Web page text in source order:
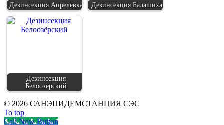
Дезинсекция Апрелевка Дезинсекция Балашиха
Дезинсекция
Белоозёрский
© 2026 САНЭПИДЕМСТАНЦИЯ СЭС
To top
Call Now Button